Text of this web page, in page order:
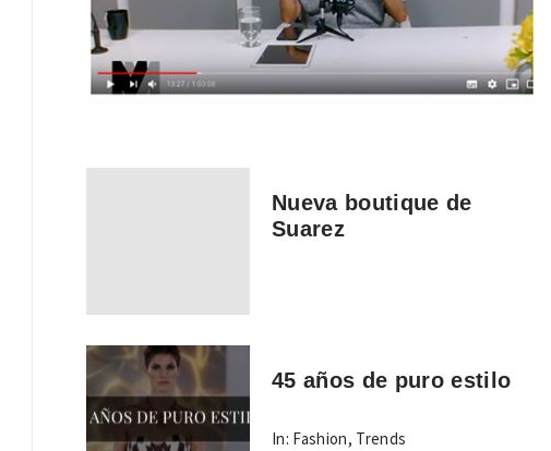
Nueva boutique de
Suarez
45 años de puro estilo
In: Fashion, Trends